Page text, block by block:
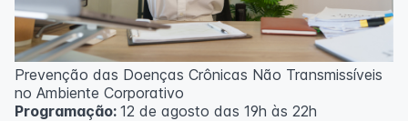
Prevenção das Doenças Crônicas Não Transmissíveis
no Ambiente Corporativo
Programação: 12 de agosto das 19h às 22h